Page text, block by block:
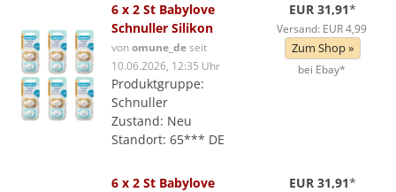
6 x 2 St Babylove
Schnuller Silikon
vonomune_deseit
10.06.2026, 12:35 Uhr
Produktgruppe:
Schnuller
Zustand: Neu
Standort: 65*** DE
EUR 31,91*
Versand: EUR 4,99
Zum Shop »
bei Ebay*
6 x 2 St Babylove
EUR 31,91*